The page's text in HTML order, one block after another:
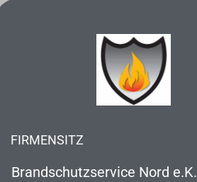
FIRMENSITZ
Brandschutzservice Nord e.K.